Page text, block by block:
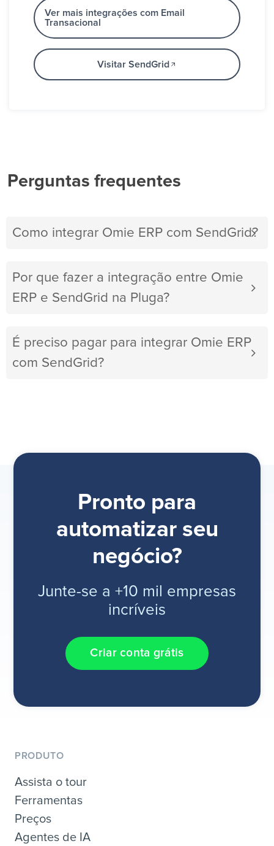
Ver mais integrações com Email
Transacional
Visitar SendGrid
Perguntas frequentes
Como integrar Omie ERP com SendGrid?
Por que fazer a integração entre Omie
ERP e SendGrid na Pluga?
É preciso pagar para integrar Omie ERP
com SendGrid?
Pronto para
automatizar seu
negócio?
Junte-se a +10 mil empresas
incríveis
Criar conta grátis
PRODUTO
Assista o tour
Ferramentas
Preços
Agentes de IA